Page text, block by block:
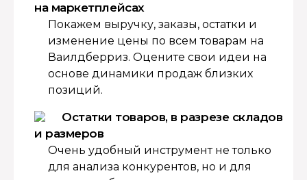
на маркетплейсах
Покажем выручку, заказы, остатки и
изменение цены по всем товарам на
Ваилдберриз. Оцените свои идеи на
основе динамики продаж близких
позиций.
Остатки товаров, в разрезе складов
и размеров
Очень удобный инструмент не только
для анализа конкурентов, но и для